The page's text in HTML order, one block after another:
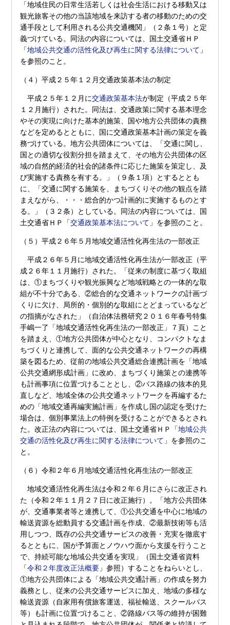
「地域住民の日常生活若しくは社会生活における移動又は
観光旅客その他の当該地域を来訪する者の移動のための交
通手段として利用される公共交通機関」（２条１号）と定
義づけている。同法の内容については、国土交通省ＨＰ
「地域公共交通の活性化及び再生に関する法律について 」
を参照のこと。
（４）平成２５年１２月交通政策基本法の制定
平成２５年１２月に交通政策基本法が制定（平成２５年
１２月施行）された。同法は、交通政策に関する基本理念
やその実現に向けた基本的施策、国や地方公共団体の責務
などを定めるとともに、国に交通政策基本計画の策定を義
務づけている。地方公共団体については、「交通に関し、
国との適切な役割分担を踏まえて、その地方公共団体の区
域の自然的経済的社会的諸条件に応じた施策を策定し、及
び実施する責務を有する。」（９条１項）とするととも
に、「交通に関する施策を、まちづくりその他の観点を踏
まえながら、・・・総合的かつ計画的に実施するものとす
る。」（３２条）としている。同法の内容については、国
土交通省ＨＰ「交通政策基本法について 」を参照のこと。
（５）平成２６年５月地域交通活性化再生法の一部改正
平成２６年５月に地域交通活性化再生法が一部改正（平
成２６年１１月施行）された。「従来の制度に基づく取組
は、①まちづくりや観光振興など地域戦略との一体的な取
組が不十分である、②総合的な交通ネットワークの計画づ
くりに欠け、局所的・個別的な取組にとどまっているなど
の指摘がなされた」（自治体法務研究２０１６年春号特集
手嶋一了「地域交通活性化再生法の一部改正」７頁）こと
を踏まえ、①地方公共団体が中心となり、コンパクトなま
ちづくりと連携して、面的な公共交通ネットワークの再構
築を図るため、従前の地域公共交通総合連携計画を「地域
公共交通網形成計画」に改め、まちづくり施策との連携等
も計画事項に位置づけることとし、②バス路線の抜本的見
直しなど、地域全体の公共交通ネットワークを再編するた
めの「地域交通再編実施計画」を作成し国の認定を受けた
場合は、個別事業法上の特例を受けることができるとされ
た。改正法の内容については、国土交通省ＨＰ「地域公共
交通の活性化及び再生に関する法律について 」を参照のこ
と。
（６）令和２年６月地域交通活性化再生法の一部改正
地域交通活性化再生法は令和２年６月にさらに改正され
た（令和２年１１月２７日に改正施行）。「地方公共団体
が、交通事業者等と連携して、①公共交通を中心に地域の
輸送資源を総動員する交通計画を作成、②最新技術等も活
用しつつ、既存の公共交通サービスの改善・充実を徹底す
るとともに、国が予算面とノウハウ面から支援を行うこと
で、持続可能な地域公共交通を実現」（国土交通省資料
「令和２年度改正法概要 」参照）することをねらいとし、
①地方公共団体による「地域公共交通計画」の作成を努力
義務とし、従来の公共交通サービスに加え、地域の多様な
輸送資源（自家用有償旅客運送、福祉輸送、スクールバス
等）も計画に位置づけること、②路線バス等の維持が困難